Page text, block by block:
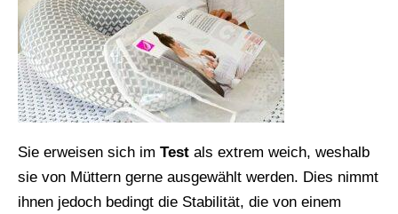
Sie erweisen sich im Test als extrem weich, weshalb
sie von Müttern gerne ausgewählt werden. Dies nimmt
ihnen jedoch bedingt die Stabilität, die von einem